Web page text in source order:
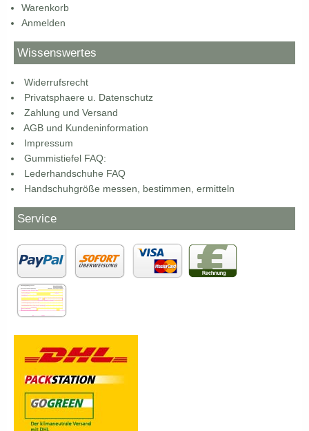
Warenkorb
Anmelden
Wissenswertes
Widerrufsrecht
Privatsphaere u. Datenschutz
Zahlung und Versand
AGB und Kundeninformation
Impressum
Gummistiefel FAQ:
Lederhandschuhe FAQ
Handschuhgröße messen, bestimmen, ermitteln
Service